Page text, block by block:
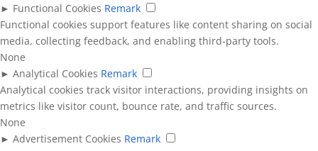
► Functional Cookies Remark
Functional cookies support features like content sharing on social
media, collecting feedback, and enabling third-party tools.
None
► Analytical Cookies Remark
Analytical cookies track visitor interactions, providing insights on
metrics like visitor count, bounce rate, and traffic sources.
None
► Advertisement Cookies Remark